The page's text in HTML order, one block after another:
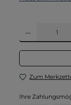
Produkt Anzahl:
Zum
Ihre